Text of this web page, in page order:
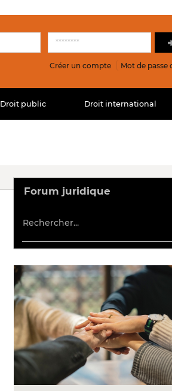
Créer un compte Mot de passe
Droit public Droit international
Forum juridique